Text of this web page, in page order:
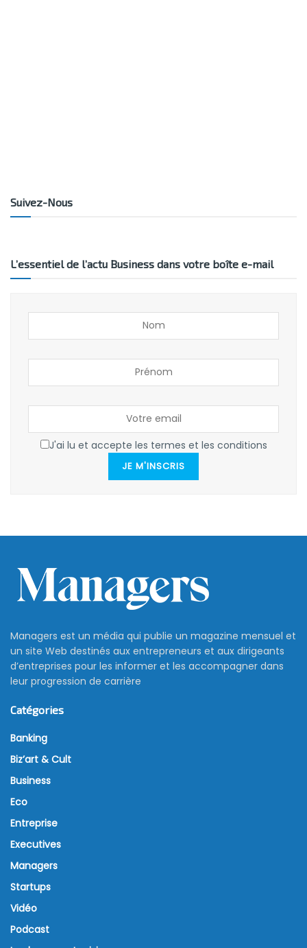
Suivez-Nous
L’essentiel de l’actu Business dans votre boîte e-mail
J'ai lu et accepte les termes et les conditions
JE M'INSCRIS
Managers est un média qui publie un magazine mensuel et
un site Web destinés aux entrepreneurs et aux dirigeants
d’entreprises pour les informer et les accompagner dans
leur progression de carrière
Catégories
Banking
Biz’art & Cult
Business
Eco
Entreprise
Executives
Managers
Startups
Vidéo
Podcast